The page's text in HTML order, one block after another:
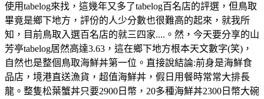
使用tabelog來找，這幾年又多了tabelog百名店的評選，但鳥取
畢竟是鄉下地方，評份的人少分數也很難高的起來，就我所
知，目前鳥取入選百名店的就三四家....。然，今天要分享的山
芳亭tabelog居然高達3.63，這在鄉下地方根本天文數字(笑)，
自然也是整個鳥取海鮮丼第一位。直接說結論:前身是海鮮食
品店，境港直送漁貨，超值海鮮丼，假日用餐時常常大排長
龍。整隻松葉蟹丼只要2900日幣，20多種海鮮丼2300日幣大碗